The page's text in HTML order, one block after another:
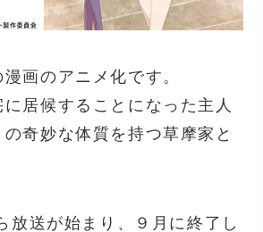
画のアニメ化です。
居候することになった主人
奇妙な体質を持つ草摩家と
放送が始まり、９月に終了し